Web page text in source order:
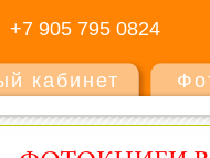
+7 905 795 0824
кабинет